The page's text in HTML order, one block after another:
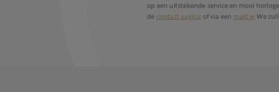
op een uitstekende service en mooi
de contact pagina of via een mailtje. We